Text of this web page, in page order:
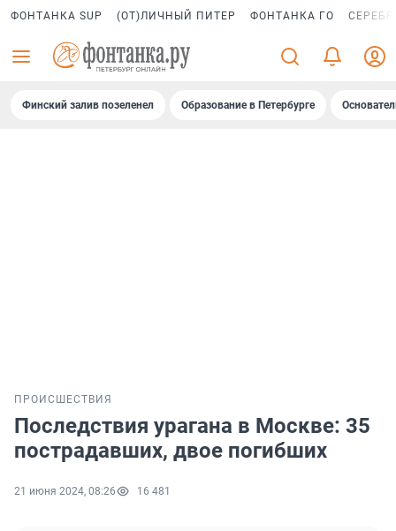
ФОНТАНКА SUP (ОТ)ЛИЧНЫЙ ПИТЕР ФОНТАНКА ГО
Финский залив позеленел Образование в Петербурге
ПРОИСШЕСТВИЯ
Последствия урагана в Москве: 35
пострадавших, двое погибших
21 июня 2024, 08:26 16 481